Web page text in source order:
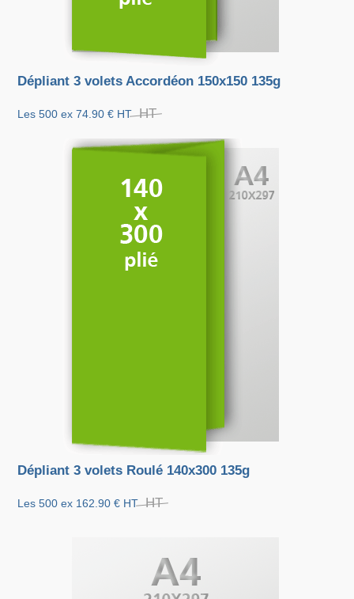
Dépliant 3 volets Accordéon 150x150 135g
Les 500 ex 74.90 € HT HT
Dépliant 3 volets Roulé 140x300 135g
Les 500 ex 162.90 € HT HT